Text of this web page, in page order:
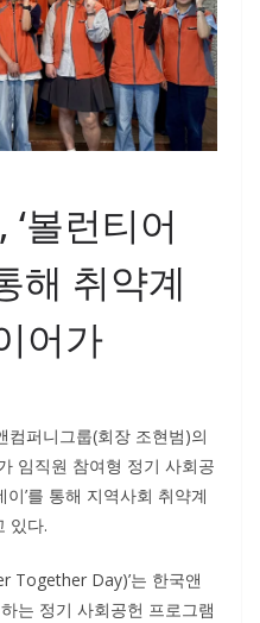
볼런티어
해 취약계
어가
퍼니그룹(회장 조현범)의
임직원 참여형 정기 사회공
’를 통해 지역사회 취약계
있다.
Together Day)’는 한국앤
는 정기 사회공헌 프로그램